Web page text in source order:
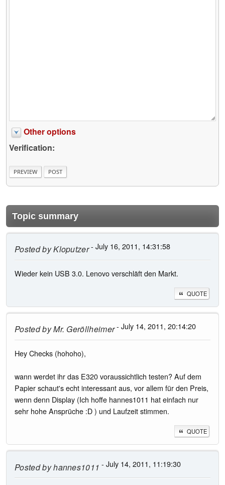
Other options
Verification:
Topic summary
Posted byKloputzer- July 16, 2011, 14:31:58
Wieder kein USB 3.0. Lenovo verschläft den Markt.
QUOTE
Posted byMr. Geröllheimer- July 14, 2011, 20:14:20
Hey Checks (hohoho),
wann werdet ihr das E320 voraussichtlich testen? Auf dem
Papier schaut's echt interessant aus, vor allem für den Preis,
wenn denn Display (Ich hoffe hannes1011 hat einfach nur
sehr hohe Ansprüche :D ) und Laufzeit stimmen.
QUOTE
Posted byhannes1011 - July 14, 2011, 11:19:30